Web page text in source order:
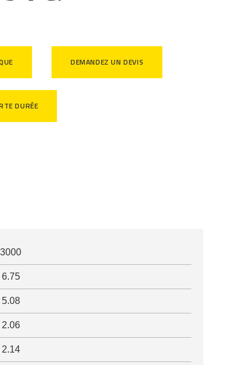
DEMANDEZ UN DEVIS
DURÉE
3000
6.75
5.08
2.06
2.14